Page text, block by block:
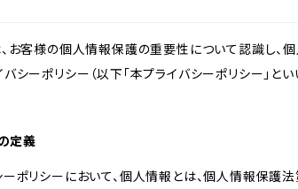
お客様の個人情報保護の重要性について認識し、
シーポリシー（以下「本プライバシーポリシー」と
定義
ーポリシーにおいて、個人情報とは、個人情報保護